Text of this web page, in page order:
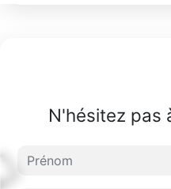
N'hésitez pas